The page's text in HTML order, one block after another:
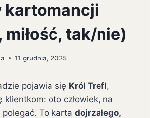
kartomancji
miłość, tak/nie)
11 grudnia, 2025
pojawia się Król Trefl,
klientkom: oto człowiek, na
polegać. To karta dojrzałego,